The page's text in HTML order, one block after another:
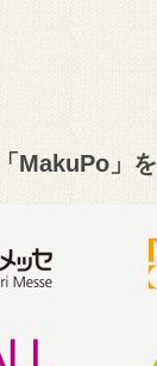
MakuPo」を